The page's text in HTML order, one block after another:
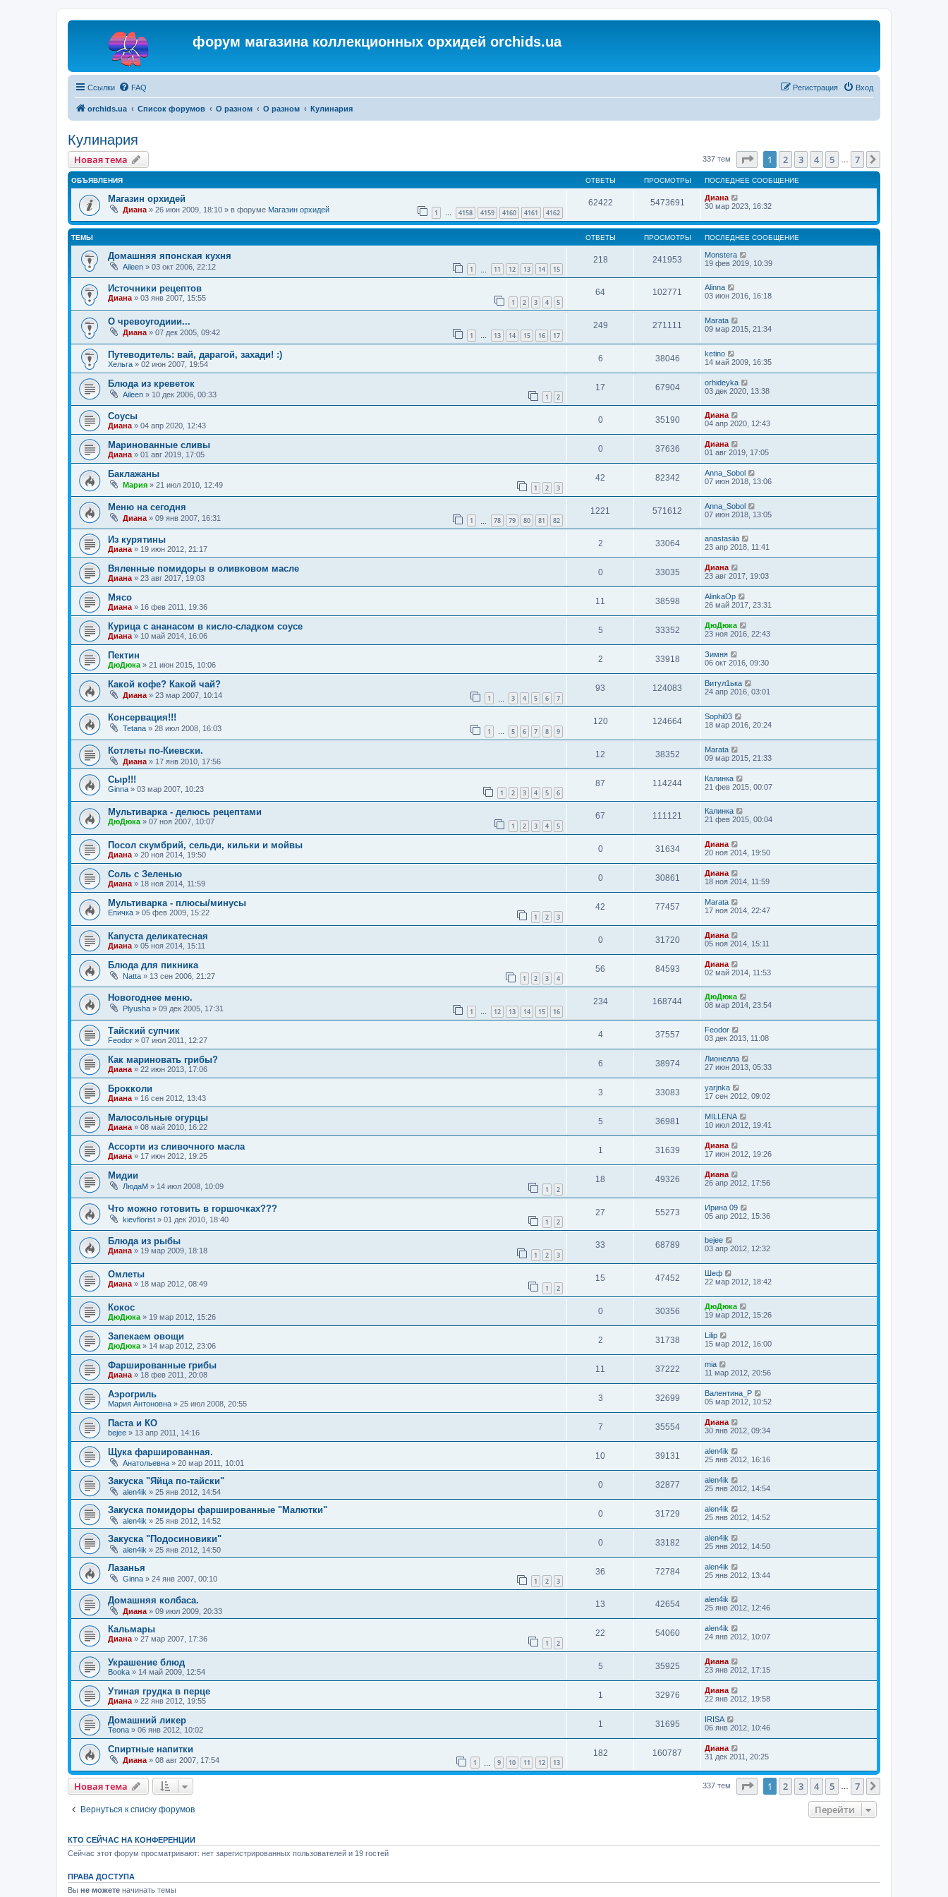
форум магазина коллекционных орхидей orchids.ua
Ссылки FAQ Вход
Регистрация
orchids.ua Список форумов О разном О разном Кулинария
Кулинария
Новая тема 337 тем Страница1 из
1 2 3 4 5 7
ОБЪЯВЛЕНИЯ ОТВЕТЫ ПРОСМОТРЫ ПОСЛЕДНЕЕ СООБЩЕНИЕ
Магазин орхидей
Диана » 26 июн 2009, 18:10 » в форуме Магазин орхидей 1 … 4158 4159 4160 4161 4162
62422 5473691
Диана
30 мар 2023, 16:32
ТЕМЫ ОТВЕТЫ ПРОСМОТРЫ ПОСЛЕДНЕЕ СООБЩЕНИЕ
Домашняя японская кухня
Aileen » 03 окт 2006, 22:12 1 11 12 13 14 15
218 241953
Monstera
19 фев 2019, 10:39
Источники рецептов
Диана » 03 янв 2007, 15:55 1 2 3 4 5
64 102771
Alinna
03 июн 2016, 16:18
О чревоугодиии...
Диана » 07 дек 2005, 09:42 1 … 13 14 15 16 17
249 271111
Marata
09 мар 2015, 21:34
Путеводитель: вай, дарагой, захади! :)
Хельга » 02 июн 2007, 19:54
6 38046
ketino
14 май 2009, 16:35
Блюда из креветок
Aileen » 10 дек 2006, 00:33 1 2
17 67904
orhideyka
03 дек 2020, 13:38
Соусы
Диана » 04 апр 2020, 12:43
0 35190
Диана
04 апр 2020, 12:43
Маринованные сливы
Диана » 01 авг 2019, 17:05
0 37636
Диана
01 авг 2019, 17:05
Баклажаны
Мария » 21 июл 2010, 12:49 1 2 3
42 82342
Anna_Sobol
07 июн 2018, 13:06
Меню на сегодня
Диана » 09 янв 2007, 16:31 1 78 79 80 81 82
1221 571612
Anna_Sobol
07 июн 2018, 13:05
Из курятины
Диана» 19 июн 2012, 21:17
2 33064
anastasiia
23 апр 2018, 11:41
Вяленные помидоры в оливковом масле
Диана» 23 авг 2017, 19:03
0 33035
Диана
23 авг 2017, 19:03
Мясо
Диана» 16 фев 2011, 19:36
11 38598
AlinkaOp
26 май 2017, 23:31
Курица с ананасом в кисло-сладком соусе
Диана» 10 май 2014, 16:06
5 33352
ДюДюка
23 ноя 2016, 22:43
Пектин
ДюДюка» 21 июн 2015, 10:06
2 33918
Зимня
06 окт 2016, 09:30
Какой кофе? Какой чай?
Диана» 23 мар 2007, 10:14 1 3 4 5 6 7
93 124083
Витул1ька
24 апр 2016, 03:01
Консервация!!!
Tetana » 28 июл 2008, 16:03 1 … 5 6 7 8 9
120 124664
Sophi03
18 мар 2016, 20:24
Котлеты по-Киевски.
Диана » 17 янв 2010, 17:56
12 38352
Marata
09 мар 2015, 21:33
Сыр!!!
Ginna » 03 мар 2007, 10:23 1 2 3 4 5 6
87 114244
Калинка
21 фев 2015, 00:07
Мультиварка - делюсь рецептами
ДюДюка» 07 ноя 2007, 10:07 1 2 3 4 5
67 111121
Калинка
21 фев 2015, 00:04
Посол скумбрий, сельди, кильки и мойвы
Диана » 20 ноя 2014, 19:50
0 31634
Диана
20 ноя 2014, 19:50
Соль с Зеленью
Диана » 18 ноя 2014, 11:59
0 30861
Диана
18 ноя 2014, 11:59
Мультиварка - плюсы/минусы
Епичка » 05 фев 2009, 15:22 1 2 3
42 77457
Marata
17 ноя 2014, 22:47
Капуста деликатесная
Диана » 05 ноя 2014, 15:11
0 31720
Диана
05 ноя 2014, 15:11
Блюда для пикника
Natta » 13 сен 2006, 21:27 1 2 3 4
56 84593
Диана
02 май 2014, 11:53
Новогоднее меню.
Plyusha » 09 дек 2005, 17:31 1 … 12 13 14 15 16
234 168744
ДюДюка
08 мар 2014, 23:54
Тайский супчик
Feodor » 07 июл 2011, 12:27
4 37557
Feodor
03 дек 2013, 11:08
Как мариновать грибы?
Диана » 22 июн 2013, 17:06
6 38974
Лионелла
27 июн 2013, 05:33
Брокколи
Диана » 16 сен 2012, 13:43
3 33083
yarjnka
17 сен 2012, 09:02
Малосольные огурцы
Диана » 08 май 2010, 16:22
5 36981
MILLENA
10 июл 2012, 19:41
Ассорти из сливочного масла
Диана » 17 июн 2012, 19:25
1 31639
Диана
17 июн 2012, 19:26
Мидии
ЛюдаМ » 14 июл 2008, 10:09 1 2
18 49326
Диана
26 апр 2012, 17:56
Что можно готовить в горшочках???
kievflorist » 01 дек 2010, 18:40 1 2
27 55273
Ирина 09
05 апр 2012, 15:36
Блюда из рыбы
Диана » 19 мар 2009, 18:18 1 2 3
33 68789
bejee
03 апр 2012, 12:32
Омлеты
Диана » 18 мар 2012, 08:49 1 2
15 47452
Шеф
22 мар 2012, 18:42
Кокос
ДюДюка » 19 мар 2012, 15:26
0 30356
ДюДюка
19 мар 2012, 15:26
Запекаем овощи
ДюДюка » 14 мар 2012, 23:06
2 31738
Lilip
15 мар 2012, 16:00
Фаршированные грибы
Диана » 18 фев 2011, 20:08
11 37222
mia
11 мар 2012, 20:56
Аэрогриль
Мария Антоновна » 25 июл 2008, 20:55
3 32699
Валентина_Р
05 мар 2012, 10:52
Паста и КО
bejee » 13 апр 2011, 14:16
7 35554
Диана
30 янв 2012, 09:34
Щука фаршированная.
Анатольевна » 20 мар 2011, 10:01
10 39131
alen4ik
25 янв 2012, 16:16
Закуска "Яйца по-тайски"
alen4ik » 25 янв 2012, 14:54
0 32877
alen4ik
25 янв 2012, 14:54
Закуска помидоры фаршированные "Малютки"
alen4ik » 25 янв 2012, 14:52
0 31729
alen4ik
25 янв 2012, 14:52
Закуска "Подосиновики"
alen4ik » 25 янв 2012, 14:50
0 33182
alen4ik
25 янв 2012, 14:50
Лазанья
Ginna » 24 янв 2007, 00:10 1 2 3
36 72784
alen4ik
25 янв 2012, 13:44
Домашняя колбаса.
Диана » 09 июл 2009, 20:33
13 42654
alen4ik
25 янв 2012, 12:46
Кальмары
Диана » 27 мар 2007, 17:36 1 2
22 54060
alen4ik
24 янв 2012, 10:07
Украшение блюд
Booka » 14 май 2009, 12:54
5 35925
Диана
23 янв 2012, 17:15
Утиная грудка в перце
Диана » 22 янв 2012, 19:55
1 32976
Диана
22 янв 2012, 19:58
Домашний ликер
Teona » 06 янв 2012, 10:02
1 31695
IRISA
06 янв 2012, 10:46
Спиртные напитки
Диана » 08 авг 2007, 17:54 1 9 10 11 12 13
182 160787
Диана
31 дек 2011, 20:25
Новая тема 337 тем Страница1 из
1 2 3 4 5 … 7
Вернуться к списку форумов Перейти
КТО СЕЙЧАС НА КОНФЕРЕНЦИИ
Сейчас этот форум просматривают: нет зарегистрированных пользователей и 19 гостей
ПРАВА ДОСТУПА
Вы не можете начинать темы